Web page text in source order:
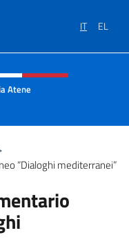
IT EL
e menù
Atene
“Dialoghi mediterranei”